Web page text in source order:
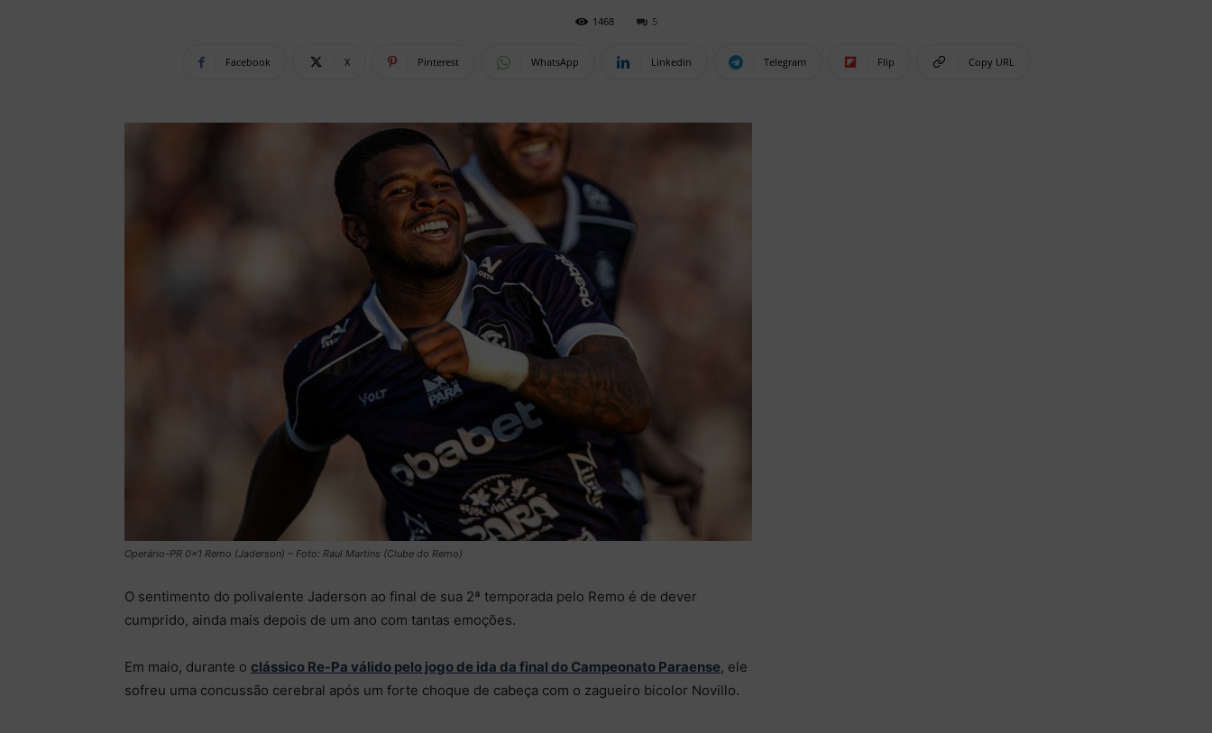
1468 5
Facebook X Pinterest WhatsApp Linkedin Telegram Flip Copy URL
Operário-PR 0×1 Remo (Jaderson) – Foto: Raul Martins (Clube do Remo)
O sentimento do polivalente Jaderson ao final de sua 2ª temporada pelo Remo é de dever
cumprido, ainda mais depois de um ano com tantas emoções.
Em maio, durante o clássico Re-Pa válido pelo jogo de ida da final do Campeonato Paraense, ele
sofreu uma concussão cerebral após um forte choque de cabeça com o zagueiro bicolor Novillo.